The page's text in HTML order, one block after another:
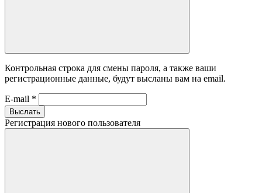
Контрольная строка для смены пароля, а также ваши
регистрационные данные, будут высланы вам на email.
E-mail *
Выслать
Регистрация нового пользователя